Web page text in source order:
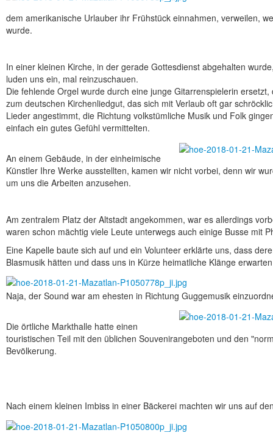
dem amerikanische Urlauber ihr Frühstück einnahmen, verweilen,
wurde.
In einer kleinen Kirche, in der gerade Gottesdienst abgehalten
luden uns ein, mal reinzuschauen.
Die fehlende Orgel wurde durch eine junge Gitarrenspielerin
zum deutschen Kirchenliedgut, das sich mit Verlaub oft gar
Lieder angestimmt, die Richtung volkstümliche Musik und Folk
einfach ein gutes Gefühl vermittelten.
An einem Gebäude, in der einheimische
Künstler Ihre Werke ausstellten, kamen wir nicht vorbei, denn wir
um uns die Arbeiten anzusehen.
Am zentralem Platz der Altstadt angekommen, war es allerdings
waren schon mächtig viele Leute unterwegs auch einige Busse mit
Eine Kapelle baute sich auf und ein Volunteer erklärte uns, dass
Blasmusik hätten und dass uns in Kürze heimatliche Klänge
Naja, der Sound war am ehesten in Richtung Guggemusik
Die örtliche Markthalle hatte einen
touristischen Teil mit den üblichen Souvenirangeboten und den
Bevölkerung.
Nach einem kleinen Imbiss in einer Bäckerei machten wir uns auf